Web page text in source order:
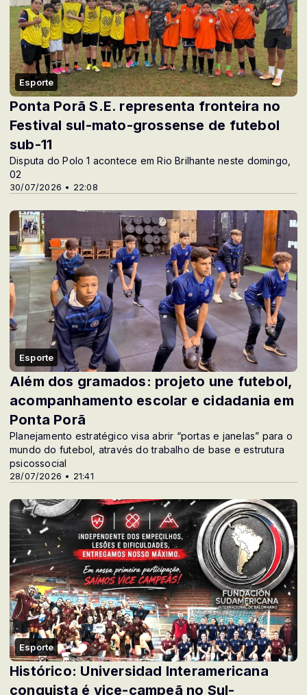
Esporte
30/07/2026 • 22:08
Ponta Porã S.E. representa fronteira no
Festival sul-mato-grossense de futebol
sub-11
Disputa do Polo 1 acontece em Rio Brilhante neste domingo,
02
Esporte
28/07/2026 • 21:41
Além dos gramados: projeto une futebol,
acompanhamento escolar e cidadania em
Ponta Porã
Planejamento estratégico visa abrir “portas e janelas” para o
mundo do futebol, através do trabalho de base e estrutura
psicossocial
Esporte
Histórico: Universidad Interamericana
conquista é vice-campeã no Sul-